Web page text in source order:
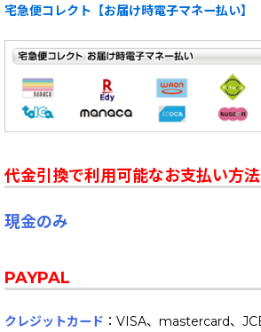
宅急便コレクト【お届け時電子マネー払い】
代金引換で利用可能なお支払い方
現金のみ
PAYPAL
クレジットカード ：VISA、mastercard、